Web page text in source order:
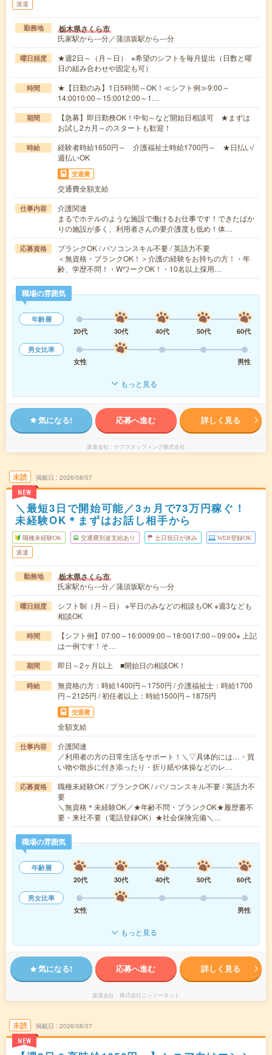
派遣
勤務地 栃木県さくら市
氏家駅から---分／蒲須坂駅から---分
曜日頻度
★週2日～（月～日） ※希望のシフトを毎月提出（日数と曜
日の組み合わせや固定も可）
時間
★【日勤のみ】1日5時間～OK！≪シフト例≫9:00～
14:0010:00～15:0012:00～1…
期間
【急募】即日勤務OK！中旬～など開始日相談可 ★まずは
お試し2カ月～のスタートも歓迎！
時給
経験者時給1650円～ 介護福祉士時給1700円～ ★日払い/
週払いOK
交通費
交通費全額支給
仕事内容
介護関連
まるでホテルのような施設で働けるお仕事です！できたばか
りの施設が多く、利用者さんの要介護度も低め！体…
応募資格
ブランクOK / パソコンスキル不要 / 英語力不要
＜無資格・ブランクOK！＞介護の経験をお持ちの方！・年
齢、学歴不問！・WワークOK！・10名以上採用…
職場の雰囲気
年齢層
20代
30代 40代 50代
60代
男女比率
女性
男性
もっと見る
気になる! 応募へ進む 詳しく見る
派遣会社 ケアスタッフィング株式会社
未読
NEW
掲載日 2026/08/07
＼最短3日で開始可能／3ヵ月で73万円稼ぐ！
未経験OK＊まずはお話し相手から
職種未経験OK 交通費別途支給あり 土日祝日が休み WEB登録OK
派遣
勤務地 栃木県さくら市
氏家駅から---分／蒲須坂駅から---分
曜日頻度
シフト制（月～日） ※平日のみなどの相談もOK ※週3なども
相談OK
時間
【シフト例】07:00～16:0009:00～18:0017:00～09:00※ 上記
は一例です！そ…
期間 即日～2ヶ月以上 ■開始日の相談OK！
時給
無資格の方：時給1400円～1750円 / 介護福祉士：時給1700
円～2125円 / 初任者以上：時給1500円～1875円
交通費
全額支給
仕事内容
介護関連
／利用者の方の日常生活をサポート！＼▽具体的には…・買
い物や散歩に付き添ったり・折り紙や体操などのレ…
応募資格
職種未経験OK / ブランクOK / パソコンスキル不要 / 英語力不
要
＼無資格＊未経験OK／★年齢不問・ブランクOK★履歴書不
要・来社不要（電話登録OK）★社会保険完備＼…
職場の雰囲気
年齢層
20代
30代 40代 50代
60代
男女比率
女性
男性
もっと見る
気になる! 応募へ進む 詳しく見る
派遣会社 株式会社ニッソーネット
未読
NEW
掲載日 2026/08/07